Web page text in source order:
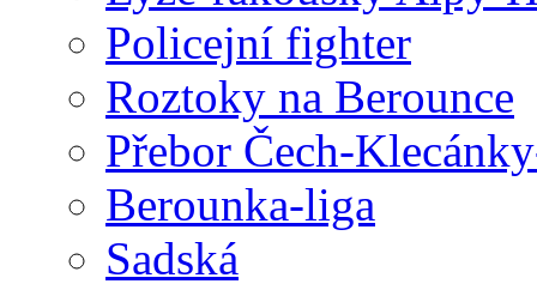
Policejní fighter
Roztoky na Berounce
Přebor Čech-
Berounka-liga
Sadská